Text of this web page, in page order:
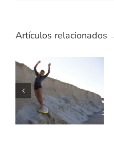
Artículos relacionados
5 MEJORES
PELICULAS
DE SURF